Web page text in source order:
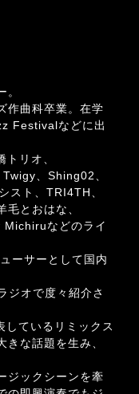
。
作曲科卒業。在学
Festivalなどに出
リオ、
、Shing02、
スト、TRI4TH、
とおはな、
などのライ
ーサーとして国内
ジオで度々紹介さ
ているリミックス
な話題を生み、
ジックシーンを牽